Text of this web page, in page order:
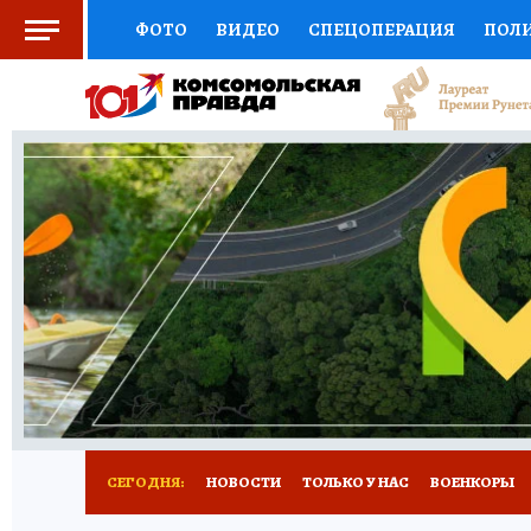
ФОТО ВИДЕО СПЕЦОПЕРАЦИЯ
СОЦПОДДЕРЖКА НАУКА СПОРТ
ВЫБОР ЭКСПЕРТОВ ДОКТОР
КНИЖНАЯ ПОЛКА ПРОГНОЗЫ НА СПОРТ
ПРЕСС-ЦЕНТР НЕДВИЖИМОСТЬ
РАДИО КП РЕКЛАМА ТЕСТЫ НОВОЕ
СЕГОДНЯ: НОВОСТИ ТОЛЬКО У НАС ВОЕНКОРЫ